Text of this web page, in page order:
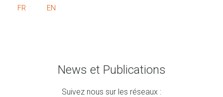
FR EN
News et Publications
Suivez nous sur les réseaux :